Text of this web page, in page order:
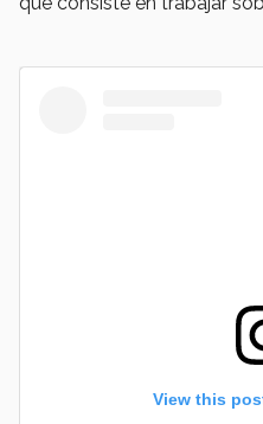
View this